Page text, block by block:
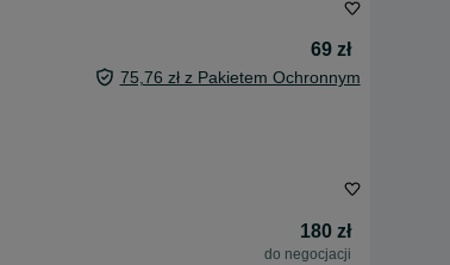
69 zł
75,76 zł z Pakietem Ochronnym
180 zł
do negocjacji